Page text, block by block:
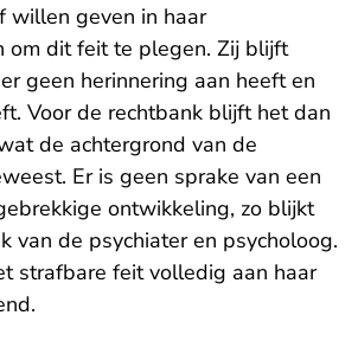
willen geven in haar
om dit feit te plegen. Zij blijft
geen herinnering aan heeft en
Voor de rechtbank blijft het dan
de achtergrond van de
Er is geen sprake van een
ontwikkeling, zo blijkt
van de psychiater en psycholoog.
strafbare feit volledig aan haar